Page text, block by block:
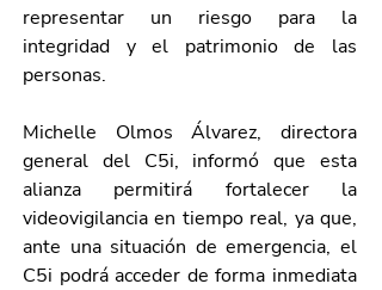
representar un riesgo para la
integridad y el patrimonio de las
personas.
Michelle Olmos Álvarez, directora
general del C5i, informó que esta
alianza permitirá fortalecer la
videovigilancia en tiempo real, ya que,
ante una situación de emergencia, el
C5i podrá acceder de forma inmediata